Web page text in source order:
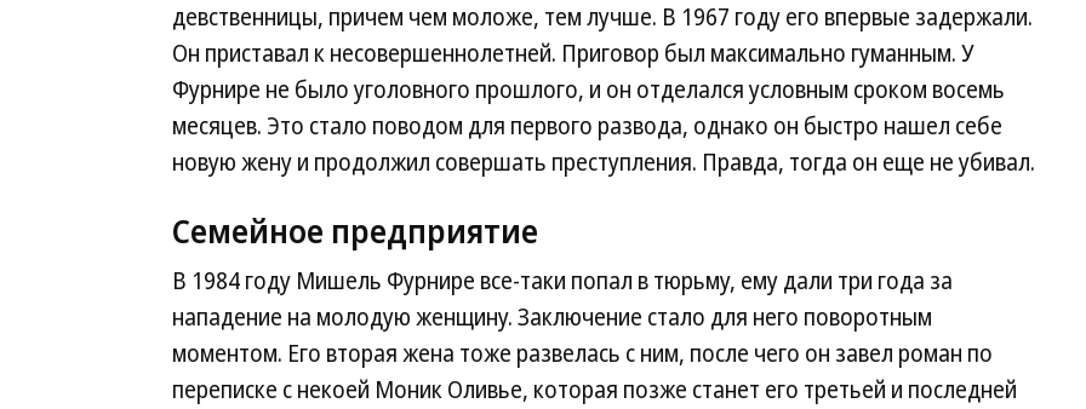
девственницы, причем чем моложе, тем лучше. В 1967 году его впервые задержали.
Он приставал к несовершеннолетней. Приговор был максимально гуманным. У
Фурнире не было уголовного прошлого, и он отделался условным сроком восемь
месяцев. Это стало поводом для первого развода, однако он быстро нашел себе
новую жену и продолжил совершать преступления. Правда, тогда он еще не убивал.
Семейное предприятие
В 1984 году Мишель Фурнире все-таки попал в тюрьму, ему дали три года за
нападение на молодую женщину. Заключение стало для него поворотным
моментом. Его вторая жена тоже развелась с ним, после чего он завел роман по
переписке с некоей Моник Оливье, которая позже станет его третьей и последней